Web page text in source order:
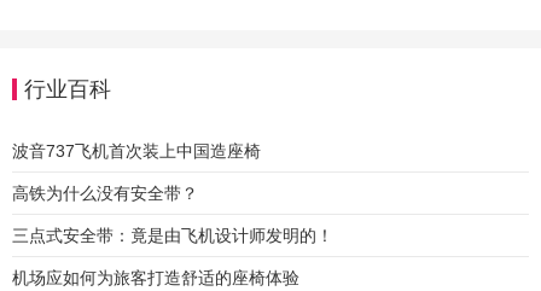
行业百科
波音737飞机首次装上中国造座椅
高铁为什么没有安全带？
三点式安全带：竟是由飞机设计师发明的！
机场应如何为旅客打造舒适的座椅体验